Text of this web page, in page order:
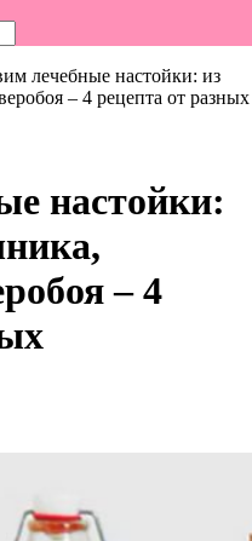
лечебные настойки: из
– 4 рецепта от разных
настойки:
– 4